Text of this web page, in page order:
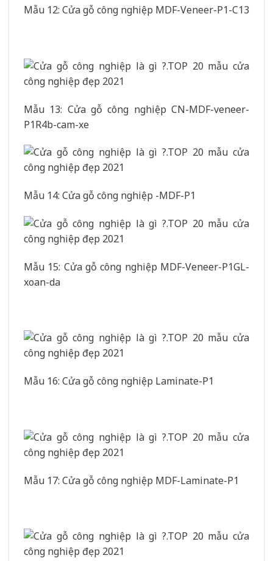
Mẫu 12: Cửa gỗ công nghiệp MDF-Veneer-P1-C13
Mẫu 13: Cửa gỗ công nghiệp CN-MDF-veneer-
P1R4b-cam-xe
Mẫu 14: Cửa gỗ công nghiệp -MDF-P1
Mẫu 15: Cửa gỗ công nghiệp MDF-Veneer-P1GL-
xoan-da
Mẫu 16: Cửa gỗ công nghiệp Laminate-P1
Mẫu 17: Cửa gỗ công nghiệp MDF-Laminate-P1